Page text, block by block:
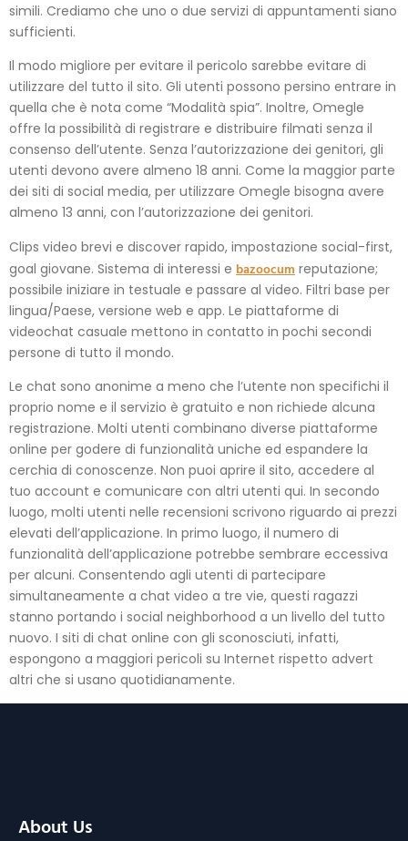
simili. Crediamo che uno o due servizi di appuntamenti siano
sufficienti.
Il modo migliore per evitare il pericolo sarebbe evitare di
utilizzare del tutto il sito. Gli utenti possono persino entrare in
quella che è nota come “Modalità spia”. Inoltre, Omegle
offre la possibilità di registrare e distribuire filmati senza il
consenso dell’utente. Senza l’autorizzazione dei genitori, gli
utenti devono avere almeno 18 anni. Come la maggior parte
dei siti di social media, per utilizzare Omegle bisogna avere
almeno 13 anni, con l’autorizzazione dei genitori.
Clips video brevi e discover rapido, impostazione social-first,
goal giovane. Sistema di interessi e bazoocum reputazione;
possibile iniziare in testuale e passare al video. Filtri base per
lingua/Paese, versione web e app. Le piattaforme di
videochat casuale mettono in contatto in pochi secondi
persone di tutto il mondo.
Le chat sono anonime a meno che l’utente non specifichi il
proprio nome e il servizio è gratuito e non richiede alcuna
registrazione. Molti utenti combinano diverse piattaforme
online per godere di funzionalità uniche ed espandere la
cerchia di conoscenze. Non puoi aprire il sito, accedere al
tuo account e comunicare con altri utenti qui. In secondo
luogo, molti utenti nelle recensioni scrivono riguardo ai prezzi
elevati dell’applicazione. In primo luogo, il numero di
funzionalità dell’applicazione potrebbe sembrare eccessiva
per alcuni. Consentendo agli utenti di partecipare
simultaneamente a chat video a tre vie, questi ragazzi
stanno portando i social neighborhood a un livello del tutto
nuovo. I siti di chat online con gli sconosciuti, infatti,
espongono a maggiori pericoli su Internet rispetto advert
altri che si usano quotidianamente.
About Us